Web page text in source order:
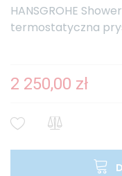
HANSGROHE
termostatyczna
2 250,00 zł